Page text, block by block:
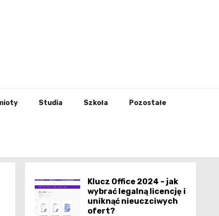
Studia Szkoła Pozostałe
Klucz Office 2024 – jak
wybrać legalną licencję i
uniknąć nieuczciwych
ofert?